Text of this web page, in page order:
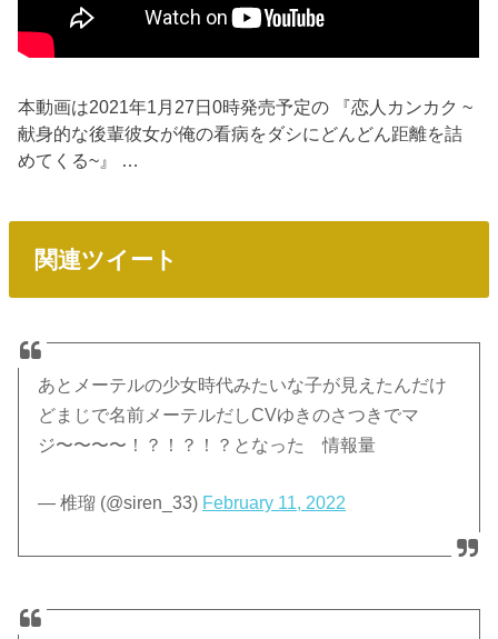
本動画は2021年1月27日0時発売予定の 『恋人カンカク ~
献身的な後輩彼女が俺の看病をダシにどんどん距離を詰
めてくる~』 …
関連ツイート
あとメーテルの少女時代みたいな子が見えたんだけ
どまじで名前メーテルだしCVゆきのさつきでマ
ジ〜〜〜〜！？！？！？となった 情報量
— 椎瑠 (@siren_33) February 11, 2022